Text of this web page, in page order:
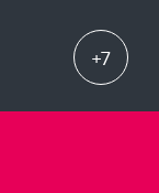
+7